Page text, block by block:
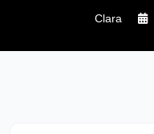
Clara